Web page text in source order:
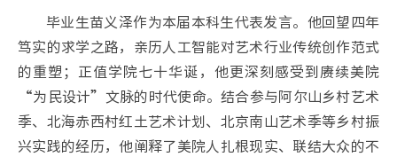
毕业生苗义泽作为本届本科生代表发言。他回望四年
笃实的求学之路，亲历人工智能对艺术行业传统创作范式
的重塑；正值学院七十华诞，他更深刻感受到赓续美院
“为民设计”文脉的时代使命。结合参与阿尔山乡村艺术
季、北海赤西村红土艺术计划、北京南山艺术季等乡村振
兴实践的经历，他阐释了美院人扎根现实、联结大众的不